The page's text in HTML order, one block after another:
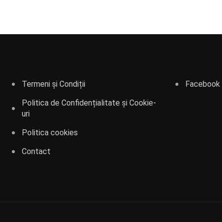
Termeni și Condiții
Politica de Confidențialitate și Cookie-
uri
Politica cookies
Contact
Facebook